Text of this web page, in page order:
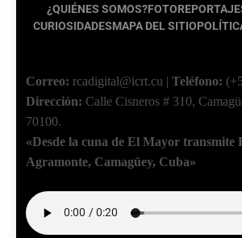
¿QUIÉNES SOMOS?
CURIOSIDADESMAPA DEL SITIO
Correo: rcadigital@icrt.cu | Teléfono:
Dirección: Calle Cisneros # 310,
70100.
«Desde la cuna de El Mayor transmite
Agramonte, Camagüey, Cuba»